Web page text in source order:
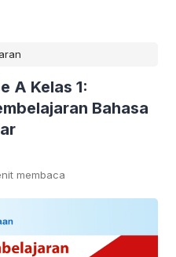
A Kelas 1:
Bahasa
membaca